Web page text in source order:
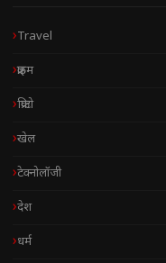
Travel
क्राइम
क्रिप्टो
खेल
टेक्नोलॉजी
देश
धर्म